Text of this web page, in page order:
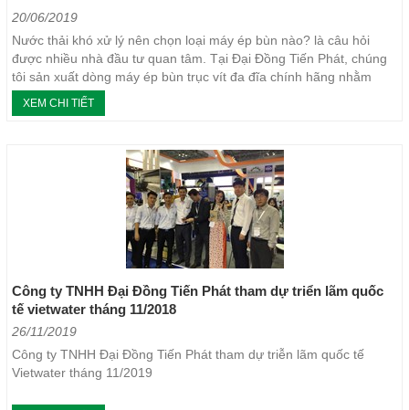
20/06/2019
Nước thải khó xử lý nên chọn loại máy ép bùn nào? là câu hỏi
được nhiều nhà đầu tư quan tâm. Tại Đại Đồng Tiến Phát, chúng
tôi sản xuất dòng máy ép bùn trục vít đa đĩa chính hãng nhằm
giúp nhà đầu tư giải quyết nhu cầu...
XEM CHI TIẾT
Công ty TNHH Đại Đồng Tiến Phát tham dự triển lãm quốc
tế vietwater tháng 11/2018
26/11/2019
Công ty TNHH Đại Đồng Tiến Phát tham dự triễn lãm quốc tế
Vietwater tháng 11/2019